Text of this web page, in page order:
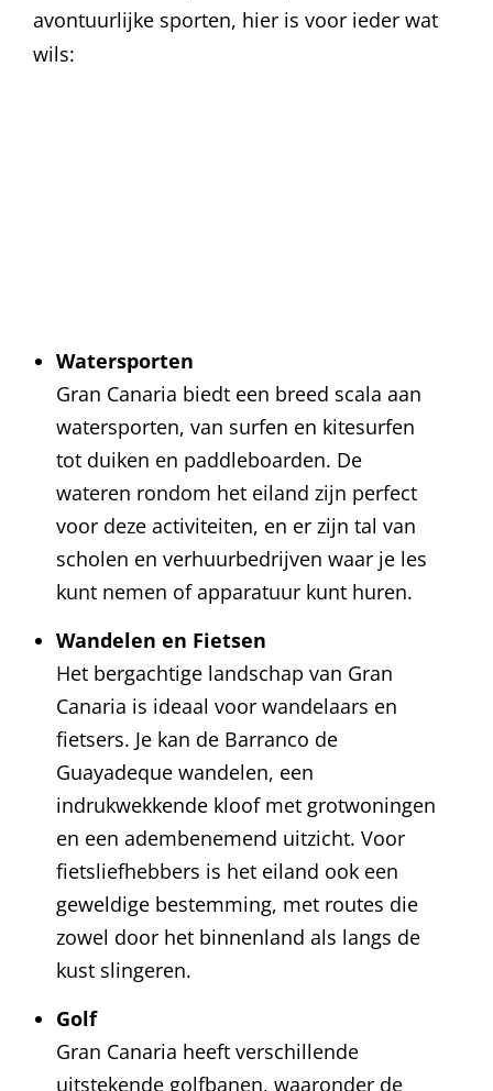
avontuurlijke sporten, hier is voor ieder wat
wils:
Watersporten
Gran Canaria biedt een breed scala aan
watersporten, van surfen en kitesurfen
tot duiken en paddleboarden. De
wateren rondom het eiland zijn perfect
voor deze activiteiten, en er zijn tal van
scholen en verhuurbedrijven waar je les
kunt nemen of apparatuur kunt huren.
Wandelen en Fietsen
Het bergachtige landschap van Gran
Canaria is ideaal voor wandelaars en
fietsers. Je kan de Barranco de
Guayadeque wandelen, een
indrukwekkende kloof met grotwoningen
en een adembenemend uitzicht. Voor
fietsliefhebbers is het eiland ook een
geweldige bestemming, met routes die
zowel door het binnenland als langs de
kust slingeren.
Golf
Gran Canaria heeft verschillende
uitstekende golfbanen, waaronder de